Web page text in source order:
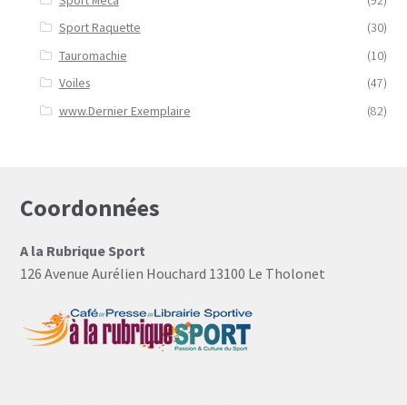
Sport Raquette
(30)
Tauromachie
(10)
Voiles
(47)
www.Dernier Exemplaire
(82)
Coordonnées
A la Rubrique Sport
126 Avenue Aurélien Houchard 13100 Le Tholonet